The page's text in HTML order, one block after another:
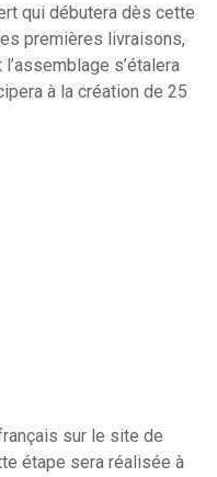
qui débutera dès cette
premières livraisons,
s’étalera
à la création de 25
sur le site de
étape sera réalisée à